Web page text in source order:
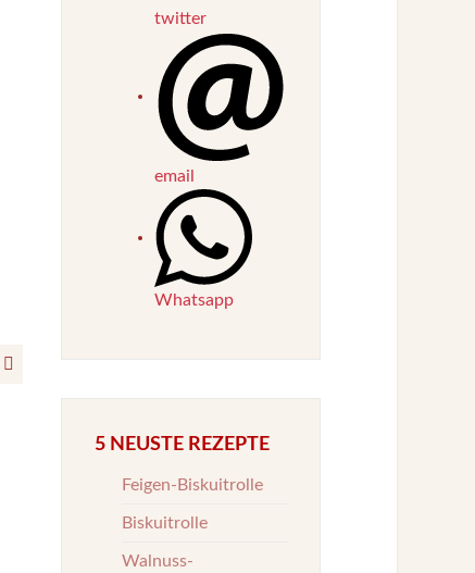
twitter
email
Whatsapp
5 NEUSTE REZEPTE
Feigen-Biskuitrolle
Biskuitrolle
Walnuss-